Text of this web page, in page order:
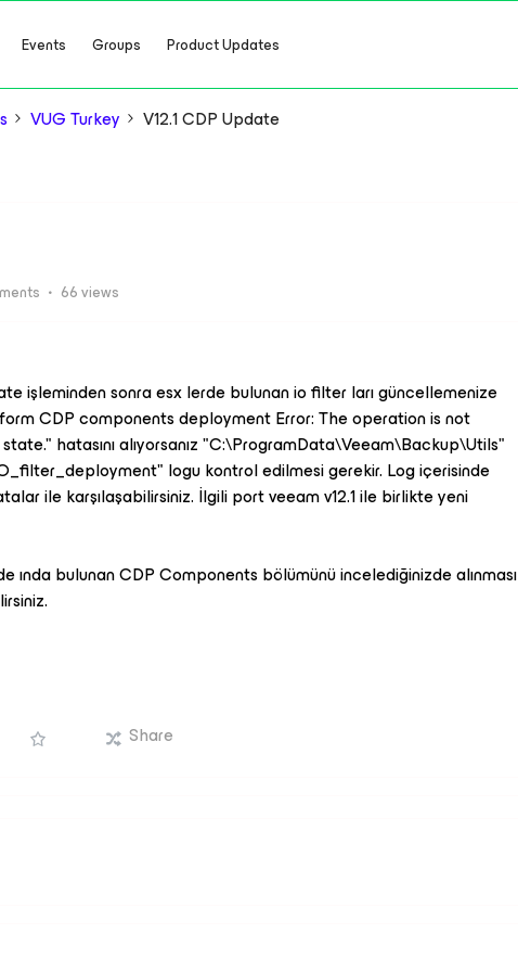
Events Groups Product Updates
VUG Turkey V12.1 CDP Update
66 views
işleminden sonra esx lerde bulunan io filter ları güncellemenize
CDP components deployment Error: The operation is not
hatasını alıyorsanız "C:\ProgramData\Veeam\Backup\Utils"
logu kontrol edilmesi gerekir. Log içerisinde
ile karşılaşabilirsiniz. İlgili port veeam v12.1 ile birlikte yeni
ında bulunan CDP Components bölümünü incelediğinizde alınması
Share